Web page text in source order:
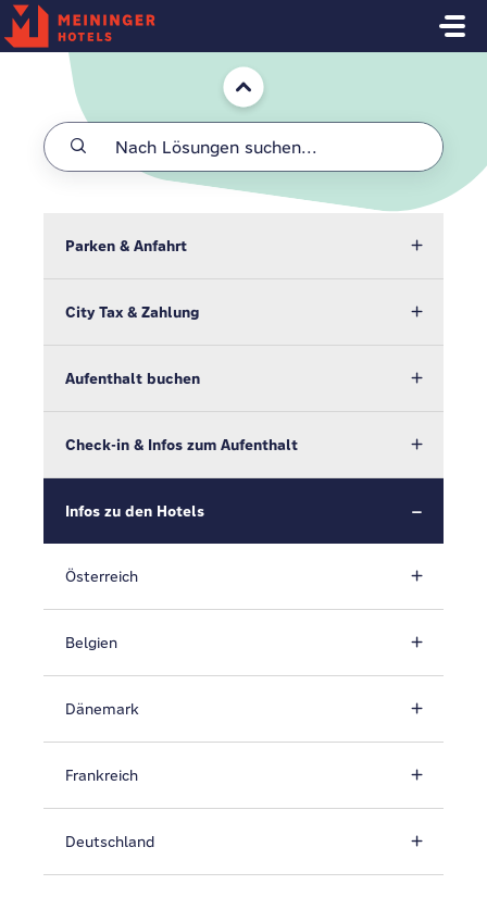
Zum hauptsächlichen Inhalt gehen
Parken & Anfahrt
City Tax & Zahlung
Aufenthalt buchen
Check-in & Infos zum Aufenthalt
Infos zu den Hotels
Österreich
Belgien
Dänemark
Frankreich
Deutschland